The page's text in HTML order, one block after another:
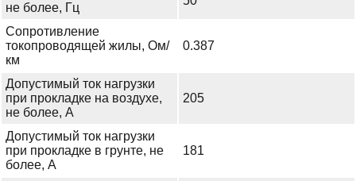
не более, Гц
Сопротивление
токопроводящей жилы, Ом/
км
0.387
Допустимый ток нагрузки
при прокладке на воздухе,
не более, А
205
Допустимый ток нагрузки
при прокладке в грунте, не
более, А
181